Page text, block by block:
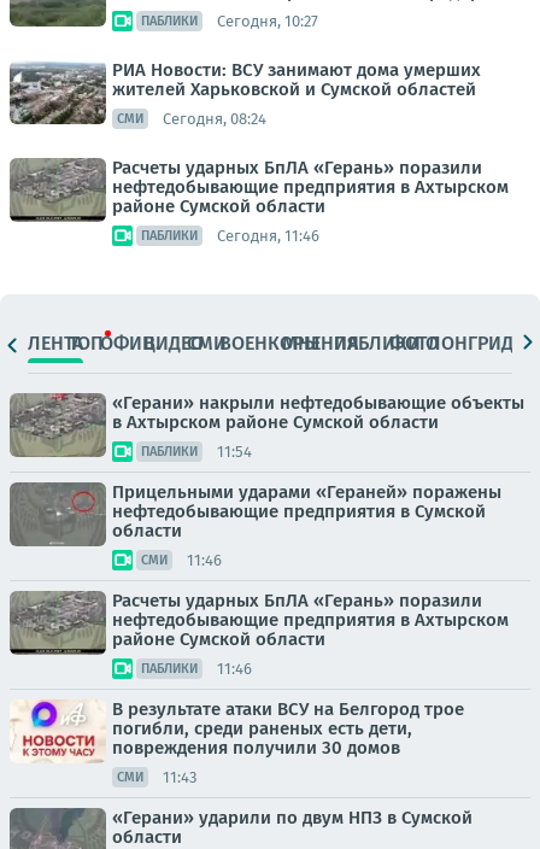
ПАБЛИКИ Сегодня, 10:27
РИА Новости: ВСУ занимают дома умерших
жителей Харьковской и Сумской областей
СМИ Сегодня, 08:24
Расчеты ударных БпЛА «Герань» поразили
нефтедобывающие предприятия в Ахтырском
районе Сумской области
ПАБЛИКИ Сегодня, 11:46
ЛЕНТАТОПОФИЦ.ВИДЕОСМИВОЕНКОРЫМНЕНИЯПАБЛИКИ
ФОТОЛОНГРИДЫ
«Герани» накрыли нефтедобывающие объекты
в Ахтырском районе Сумской области
ПАБЛИКИ 11:54
Прицельными ударами «Гераней» поражены
нефтедобывающие предприятия в Сумской
области
СМИ 11:46
Расчеты ударных БпЛА «Герань» поразили
нефтедобывающие предприятия в Ахтырском
районе Сумской области
ПАБЛИКИ 11:46
В результате атаки ВСУ на Белгород трое
погибли, среди раненых есть дети,
повреждения получили 30 домов
СМИ 11:43
«Герани» ударили по двум НПЗ в Сумской
области